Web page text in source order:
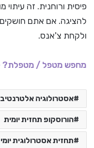
פיסית ורוחנית. זה
להציגה. אם אתם
ולקחת צ'אנס.
מחפש מטפל / מטפלת?
אסטרולוגיה
הורוסקופ תחזית יומית
תחזית אסטרולוגית יומי